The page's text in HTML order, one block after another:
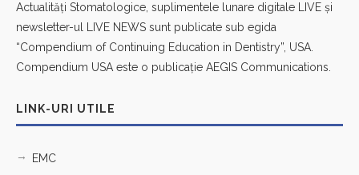
Actualități Stomatologice, suplimentele lunare digitale LIVE și
newsletter-ul LIVE NEWS sunt publicate sub egida
“Compendium of Continuing Education in Dentistry”, USA.
Compendium USA este o publicație AEGIS Communications.
LINK-URI UTILE
EMC